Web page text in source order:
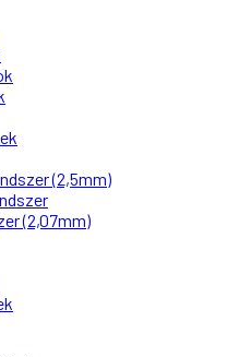
(2,5mm)
(2,07mm)